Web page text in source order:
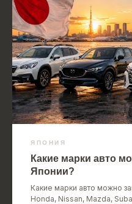
ЯПОНИЯ
Какие марки авто
Японии?
Какие марки авто можно
Honda, Nissan, Mazda,